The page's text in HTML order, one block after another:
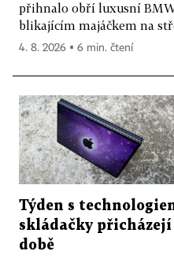
přihnalo obří luxusní
blikajícím majáčkem na
4. 8. 2026 ▪ 6 min. čtení
Týden s
skládačky
době